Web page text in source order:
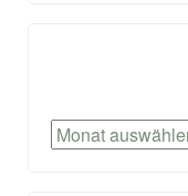
Archiv